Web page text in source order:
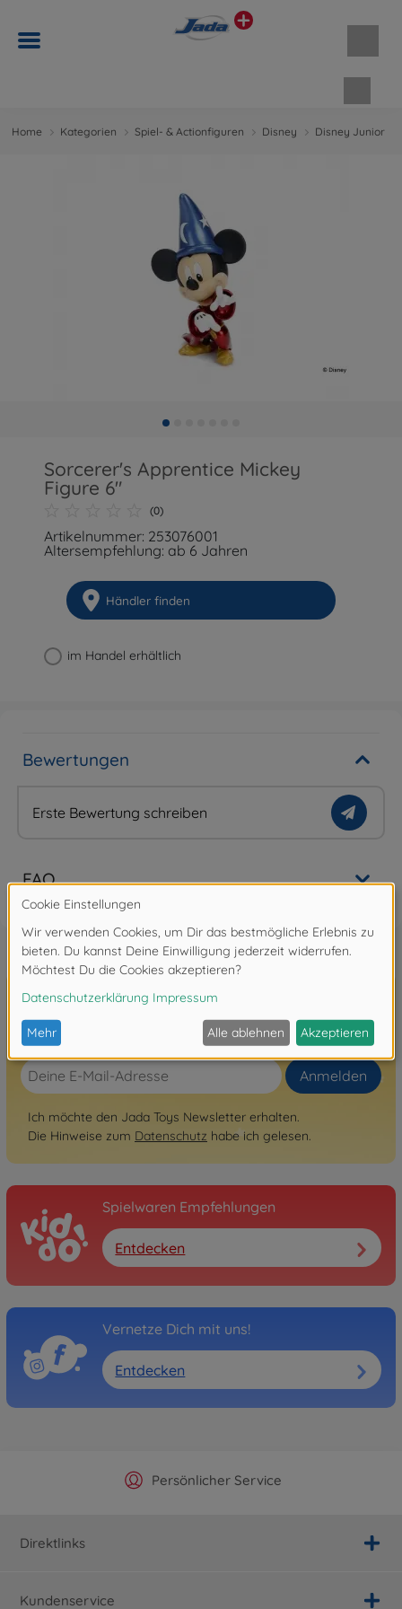
Home Kategorien Spiel- & Actionfiguren Disney Disney Junior
Sorcerer's Apprentice Mickey
Figure 6"
(0)
Artikelnummer: 253076001
Altersempfehlung: ab 6 Jahren
Händler finden
im Handel erhältlich
Bewertungen
Erste Bewertung schreiben
FAQ
Hier zum Newsletter anmelden!
Anmelden
Ich möchte den Jada Toys Newsletter erhalten.
Die Hinweise zum Datenschutz habe ich gelesen.
Spielwaren Empfehlungen
Entdecken
Vernetze Dich mit uns!
Entdecken
Offizieller Hersteller Shop
Persönlicher Service
Versandkostenfrei ab 25€
Schnelle Lieferung
Direktlinks
Kundenservice